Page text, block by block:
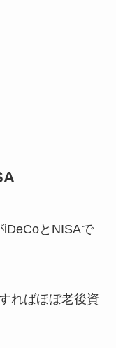
iDeCoとNISAで
ればほぼ老後資